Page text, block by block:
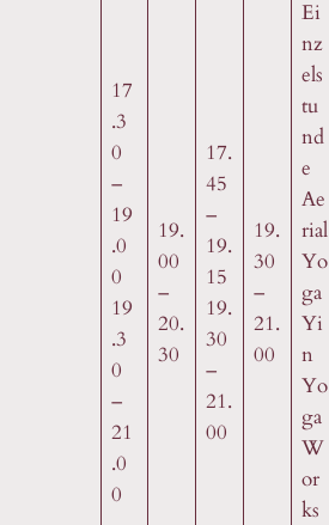
17
.3
0
–
19
.0
0
19
.3
0
–
21
.0
0
19.
00
–
20.
30
17.
45
–
19.
15
19.
30
–
21.
00
19.
30
–
21.
00
Ei
nz
els
tu
nd
e
Ae
rial
Yo
ga
Yi
n
Yo
ga
W
or
ks